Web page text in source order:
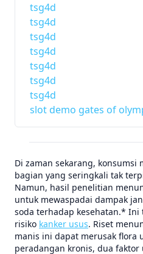
tsg4d
tsg4d
tsg4d
tsg4d
tsg4d
tsg4d
tsg4d
slot demo gates of
Di zaman sekarang,
bagian yang seringkali tak
Namun, hasil penelitian
untuk mewaspadai dampak
soda terhadap kesehatan.*
risiko kanker usus. Riset
manis ini dapat merusak flora
peradangan kronis, dua faktor